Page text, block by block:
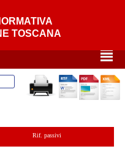
TOSCANA
²
Rif. passivi